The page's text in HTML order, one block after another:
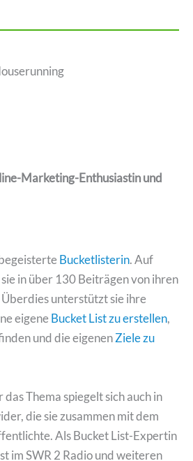
Marketing-Enthusiastin und
Bucketlisterin. Auf
in über 130 Beiträgen von ihren
unterstützt sie ihre
eigeneBucket List zu erstellen,
und die eigenenZiele zu
Thema spiegelt sich auch in
die sie zusammen mit dem
Als Bucket List-Expertin
im SWR 2 Radio und weiteren